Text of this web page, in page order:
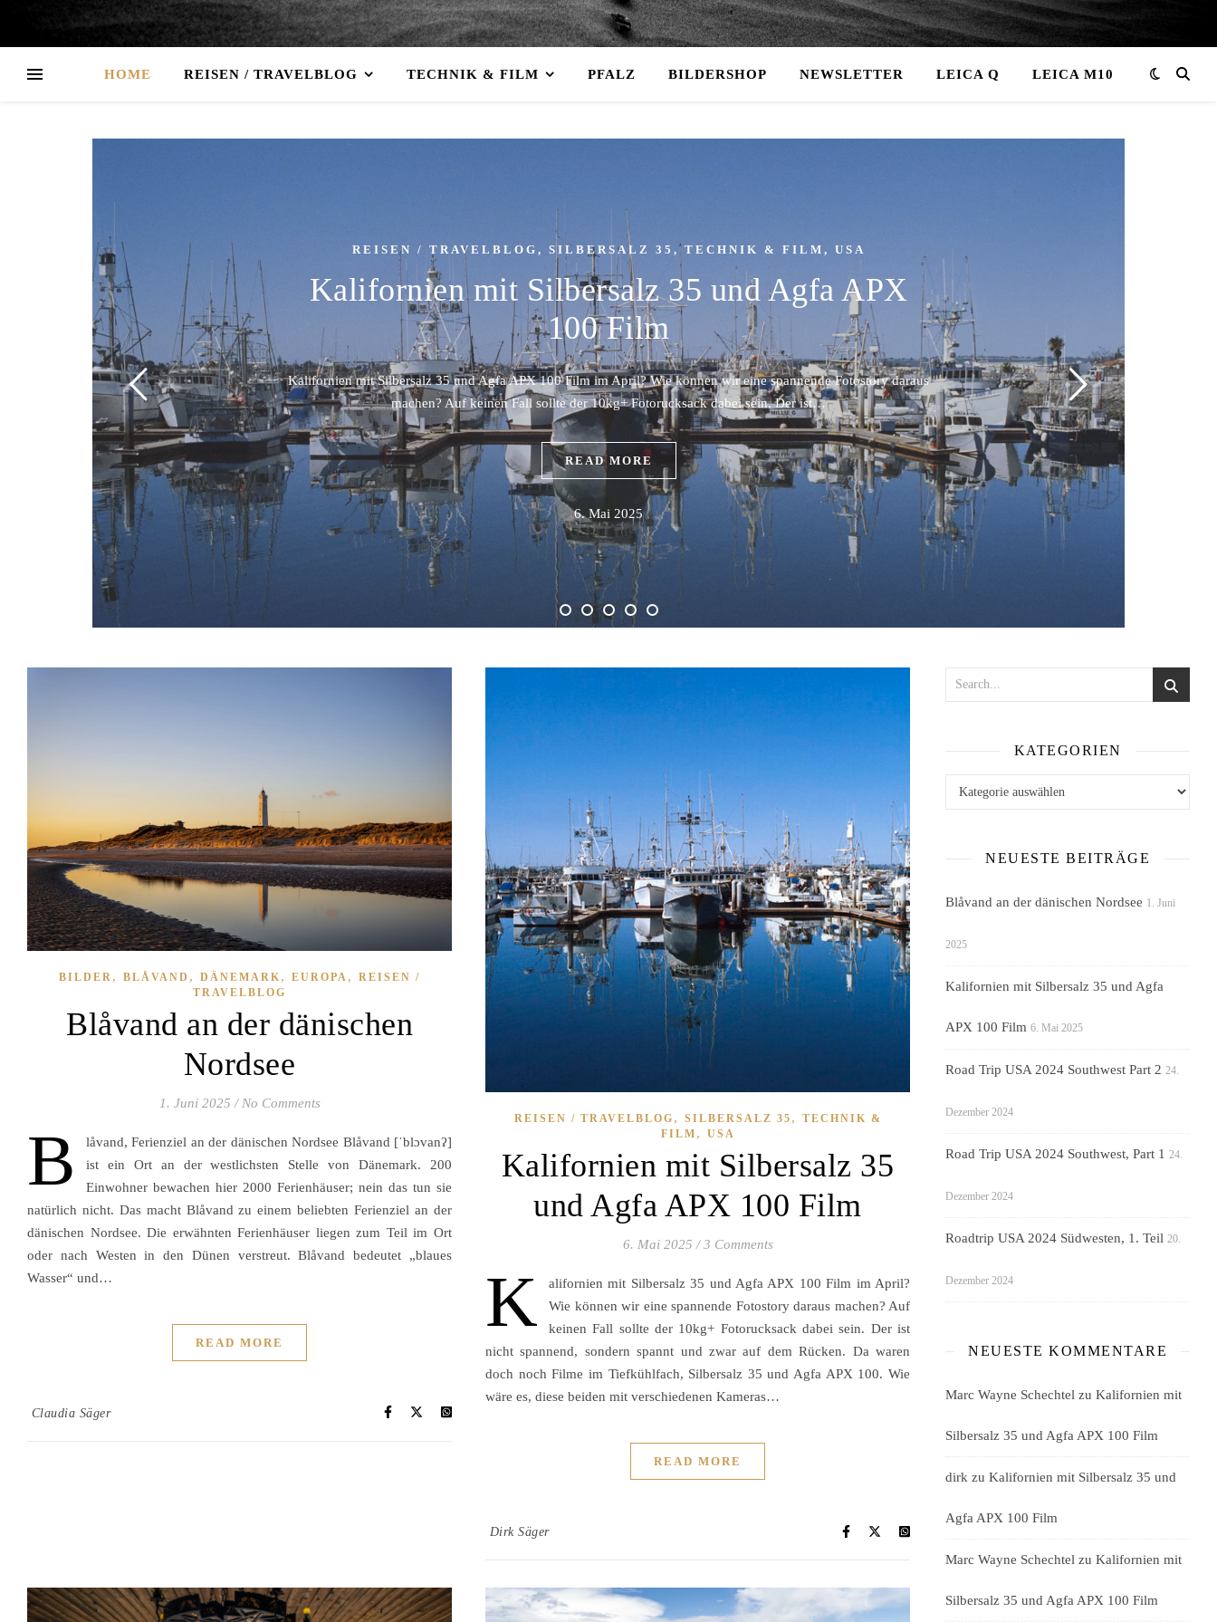
HOME REISEN / TRAVELBLOG TECHNIK & FILM PFALZ BILDERSHOP NEWSLETTER LEICA Q LEICA M10
REISEN / TRAVELBLOG , SILBERSALZ 35 , TECHNIK & FILM , USA
Kalifornien mit Silbersalz 35 und Agfa APX
100 Film
Kalifornien mit Silbersalz 35 und Agfa APX 100 Film im April? Wie können wir eine spannende Fotostory daraus
machen? Auf keinen Fall sollte der 10kg+ Fotorucksack dabei sein. Der ist…
READ MORE
6. Mai 2025
BILDER , BLÅVAND , DÄNEMARK , EUROPA , REISEN /
TRAVELBLOG
Blåvand an der dänischen
Nordsee
1. Juni 2025 / No Comments
B
låvand, Ferienziel an der dänischen Nordsee Blåvand [ˈblɔvanʔ]
ist ein Ort an der westlichsten Stelle von Dänemark. 200
Einwohner bewachen hier 2000 Ferienhäuser; nein das tun sie
natürlich nicht. Das macht Blåvand zu einem beliebten Ferienziel an der
dänischen Nordsee. Die erwähnten Ferienhäuser liegen zum Teil im Ort
oder nach Westen in den Dünen verstreut. Blåvand bedeutet „blaues
Wasser“ und…
READ MORE
Claudia Säger
REISEN / TRAVELBLOG , SILBERSALZ 35 ,
TECHNIK &
FILM , USA
Kalifornien mit Silbersalz 35
und Agfa APX 100 Film
6. Mai 2025 / 3 Comments
K
alifornien mit Silbersalz 35 und Agfa APX 100 Film im April?
Wie können wir eine spannende Fotostory daraus machen? Auf
keinen Fall sollte der 10kg+ Fotorucksack dabei sein. Der ist
nicht spannend, sondern spannt und zwar auf dem Rücken. Da waren
doch noch Filme im Tiefkühlfach, Silbersalz 35 und Agfa APX 100. Wie
wäre es, diese beiden mit verschiedenen Kameras…
READ MORE
Dirk Säger
KATEGORIEN
NEUESTE BEITRÄGE
Blåvand an der dänischen Nordsee 1. Juni
2025
Kalifornien mit Silbersalz 35 und Agfa
APX 100 Film 6. Mai 2025
Road Trip USA 2024 Southwest Part 2 24.
Dezember 2024
Road Trip USA 2024 Southwest, Part 1 24.
Dezember 2024
Roadtrip USA 2024 Südwesten, 1. Teil 20.
Dezember 2024
NEUESTE KOMMENTARE
Marc Wayne Schechtel zu Kalifornien mit
Silbersalz 35 und Agfa APX 100 Film
dirk zu Kalifornien mit Silbersalz 35 und
Agfa APX 100 Film
Marc Wayne Schechtel zu Kalifornien mit
Silbersalz 35 und Agfa APX 100 Film